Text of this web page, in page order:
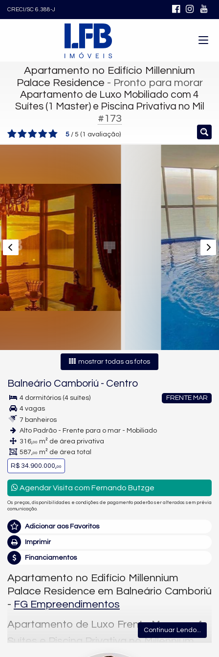
CRECI/SC 6.388-J
Apartamento no Edifício Millennium
Palace Residence - Pronto para morar
Apartamento de Luxo Mobiliado com 4
Suítes (1 Master) e Piscina Privativa no Mil
#173
5 / 5 ( 1 avaliação)
mostrar todas as fotos
Balneário Camboriú - Centro
FRENTE MAR
4 dormitórios (4 suítes)
4 vagas
7 banheiros
Alto Padrão - Frente para o mar - Mobiliado
316,00 m² de área privativa
587,00 m² de área total
R$ 34.900.000,00
Agendar Visita com Fernando Butzge
Os preços, disponibilidades e condições de pagamento poderão ser alterados sem prévia
comunicação.
Adicionar aos Favoritos
Imprimir
Financiamentos
Apartamento no Edifício Millennium
Palace Residence em Balneário Camboriú
- FG Empreendimentos
Apartamento de Luxo Frente Mar com 4
Suítes e Piscina Privativa no Millennium
Continuar Lendo...